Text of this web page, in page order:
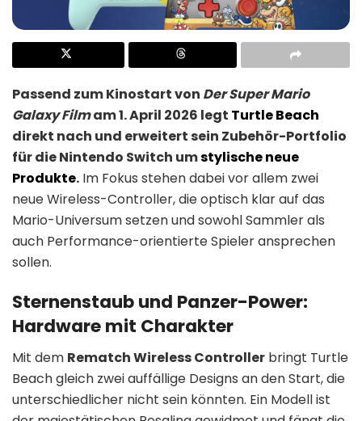
Passend zum Kinostart von Der Super Mario
Galaxy Filmam 1. April 2026 legt Turtle Beach
direkt nach und erweitert sein Zubehör-Portfolio
für die Nintendo Switch umstylische neue
Produkte. Im Fokus stehen dabei vor allem zwei
neue Wireless-Controller, die optisch klar auf das
Mario-Universum setzen und sowohl Sammler als
auch Performance-orientierte Spieler ansprechen
sollen.
Sternenstaub und Panzer-Power:
Hardware mit Charakter
Mit dem Rematch Wireless Controller bringt Turtle
Beach gleich zwei auffällige Designs an den Start, die
unterschiedlicher nicht sein könnten. Ein Modell ist